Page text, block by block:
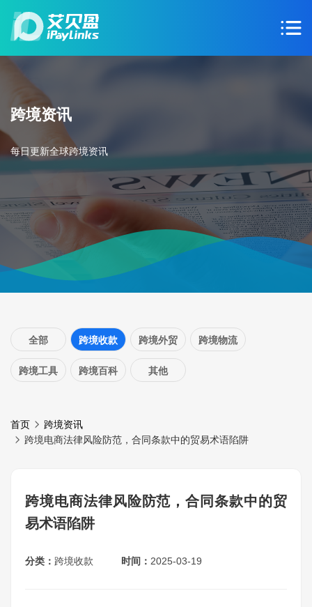
跨境资讯
每日更新全球跨境资讯
全部 跨境收款 跨境外贸 跨境物流
跨境工具 跨境百科 其他
首页
跨境资讯
跨境电商法律风险防范，合同条款中的贸易术语陷阱
跨境电商法律风险防范，合同条款中的贸
易术语陷阱
分类： 跨境收款 时间： 2025-03-19